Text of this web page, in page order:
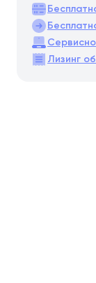
Лизинг